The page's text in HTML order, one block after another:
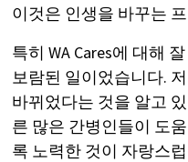
이것은 인생을 바꾸는
특히 WA Cares에 대해
보람된 일이었습니다.
바뀌었다는 것을 알고
른 많은 간병인들이 도
록 노력한 것이 자랑스